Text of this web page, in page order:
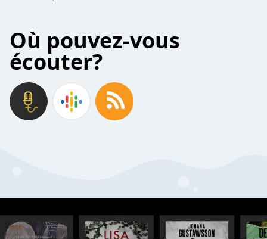
Où pouvez-vous
écouter?